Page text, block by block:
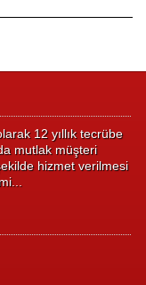
12 yıllık tecrübe
mutlak müşteri
hizmet verilmesi